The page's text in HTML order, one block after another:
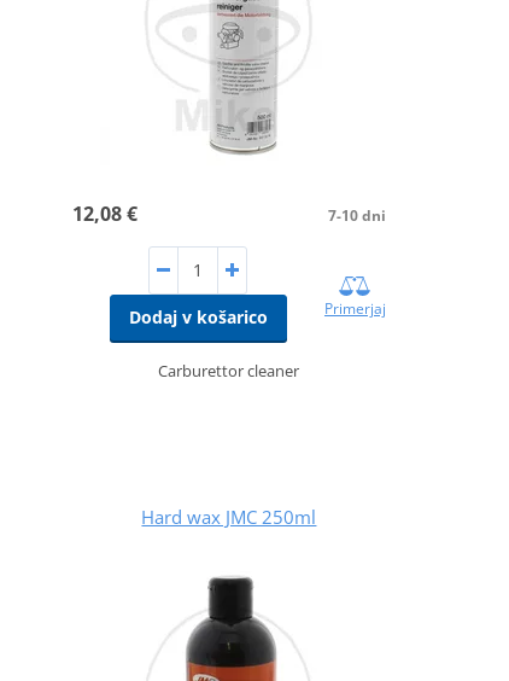
12,08 € 7-10 dni
Dodaj v košarico Primerjaj
Carburettor cleaner
Hard wax JMC 250ml